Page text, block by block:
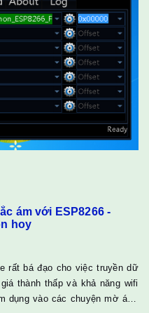
ám với ESP8266 -
hoy
rất bá đạo cho việc truyền dữ
thành thấp và khả năng wifi
dụng vào các chuyện mờ ám.